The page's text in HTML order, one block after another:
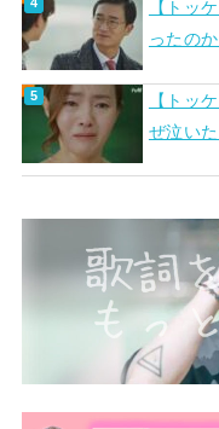
【トッ
ったの
【トッ
ぜ泣い